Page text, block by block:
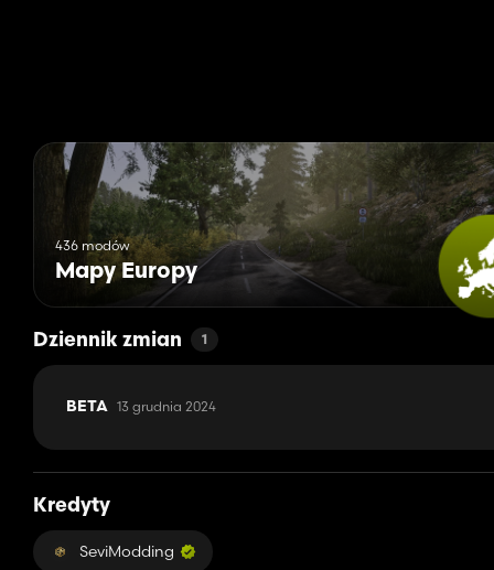
436 modów
Mapy Europy
Dziennik zmian 1
BETA 13 grudnia 2024
Kredyty
SeviModding